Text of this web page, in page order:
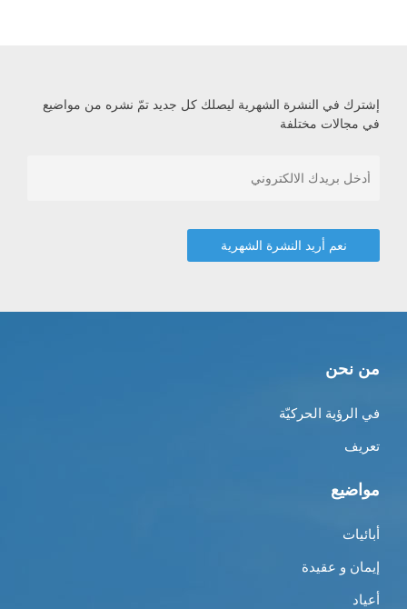
إشترك في النشرة الشهرية ليصلك كل جديد تمّ نشره من مواضيع
في مجالات مختلفة
من نحن
في الرؤية الحركيّة
تعريف
مواضيع
أبائيات
إيمان و عقيدة
أعياد